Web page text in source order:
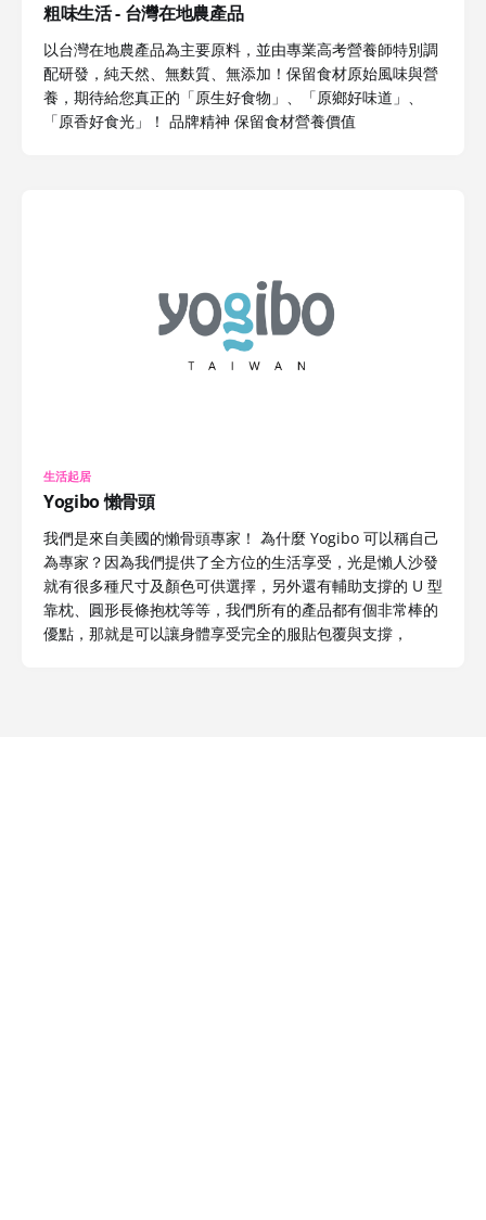
粗味生活 - 台灣在地農產品
以台灣在地農產品為主要原料，並由專業高考營養師特別調
配研發，純天然、無麩質、無添加！保留食材原始風味與營
養，期待給您真正的「原生好食物」、「原鄉好味道」、
「原香好食光」！ 品牌精神 保留食材營養價值
生活起居
Yogibo 懶骨頭
我們是來自美國的懶骨頭專家！ 為什麼 Yogibo 可以稱自己
為專家？因為我們提供了全方位的生活享受，光是懶人沙發
就有很多種尺寸及顏色可供選擇，另外還有輔助支撐的 U 型
靠枕、圓形長條抱枕等等，我們所有的產品都有個非常棒的
優點，那就是可以讓身體享受完全的服貼包覆與支撐，